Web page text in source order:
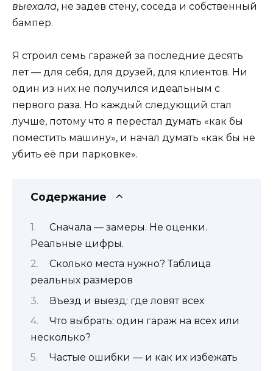
выехала, не задев стену, соседа и собственный
бампер.
Я строил семь гаражей за последние десять
лет — для себя, для друзей, для клиентов. Ни
один из них не получился идеальным с
первого раза. Но каждый следующий стал
лучше, потому что я перестал думать «как бы
поместить машину», и начал думать «как бы не
убить её при парковке».
Содержание
Сначала — замеры. Не оценки.
Реальные цифры.
Сколько места нужно? Таблица
реальных размеров
Въезд и выезд: где ловят всех
Что выбрать: один гараж на всех или
несколько?
Частые ошибки — и как их избежать